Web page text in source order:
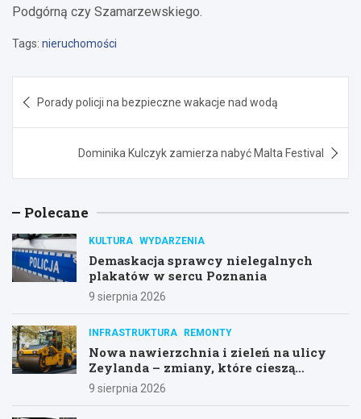
Podgórną czy Szamarzewskiego.
Tags: nieruchomości
wpisu
Porady policji na bezpieczne wakacje nad wodą
Dominika Kulczyk zamierza nabyć Malta Festival
Polecane
KULTURA WYDARZENIA
Demaskacja sprawcy nielegalnych
plakatów w sercu Poznania
9 sierpnia 2026
INFRASTRUKTURA REMONTY
Nowa nawierzchnia i zieleń na ulicy
Zeylanda – zmiany, które cieszą
mieszkańców
9 sierpnia 2026